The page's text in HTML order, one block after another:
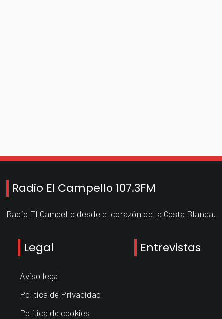
Radio El Campello 107.3FM
Radio El Campello desde el corazón de la Costa Blanca.
Legal
Aviso legal
Política de Privacidad
Política de cookies
Entrevistas